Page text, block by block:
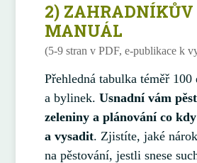
2) ZAHRADNÍKŮV
MANUÁL
(5-9 stran v PDF, e-publikace k
Přehledná tabulka téměř
a bylinek. Usnadní vám
zeleniny a plánování co
a vysadit. Zjistíte, jaké
na pěstování, jestli snese